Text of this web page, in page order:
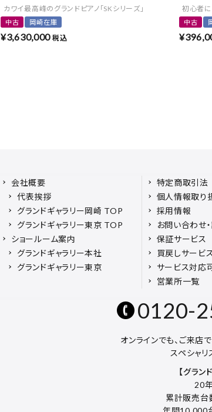
カワイ最高峰のグランドピアノ「SKシリーズ」
中古 岡崎在庫
¥3,630,000 税込
初心者に
中古
¥
会社概要
代表挨拶
グランドギャラリー岡崎 TOP
グランドギャラリー東京 TOP
ショールーム案内
グランドギャラリー本社
グランドギャラリー東京
特定商取引法
個人情報取り
採用情報
お問い合わせ
保証サービス
買戻しサービス
サービス対応
営業所一覧
0120-
オンラインでも、ご来店
スペシャ
【グラン
20
累計販売台